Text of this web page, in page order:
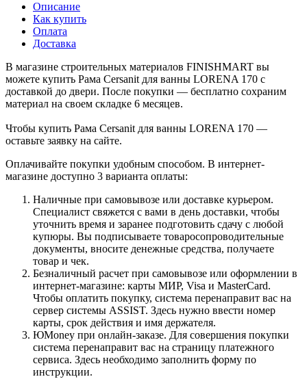
Описание
Как купить
Оплата
Доставка
В магазине строительных материалов FINISHMART вы
можете купить Рама Cersanit для ванны LORENA 170 с
доставкой до двери. После покупки — бесплатно сохраним
материал на своем складке 6 месяцев.
Чтобы купить Рама Cersanit для ванны LORENA 170 —
оставьте заявку на сайте.
Оплачивайте покупки удобным способом. В интернет-
магазине доступно 3 варианта оплаты:
Наличные при самовывозе или доставке курьером.
Специалист свяжется с вами в день доставки, чтобы
уточнить время и заранее подготовить сдачу с любой
купюры. Вы подписываете товаросопроводительные
документы, вносите денежные средства, получаете
товар и чек.
Безналичный расчет при самовывозе или оформлении в
интернет-магазине: карты МИР, Visa и MasterCard.
Чтобы оплатить покупку, система перенаправит вас на
сервер системы ASSIST. Здесь нужно ввести номер
карты, срок действия и имя держателя.
ЮMoney при онлайн-заказе. Для совершения покупки
система перенаправит вас на страницу платежного
сервиса. Здесь необходимо заполнить форму по
инструкции.